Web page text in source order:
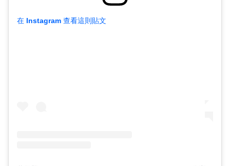
在 Instagram 查看這則貼文